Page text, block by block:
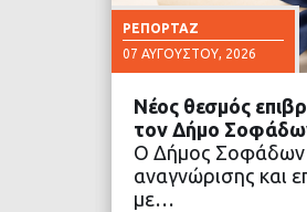
ΡΕΠΟΡΤΆΖ
07 ΑΥΓΟΎΣΤΟΥ, 2026
Νέος θεσμός
τον Δήμο
Ο Δήμος Σοφάδων
αναγνώρισης και
με…